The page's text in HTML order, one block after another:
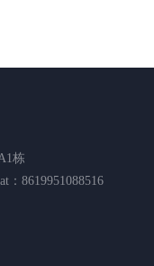
栋
：8619951088516